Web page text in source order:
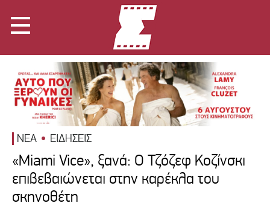
ΝΕΑ ΕΙΔΗΣΕΙΣ
«Miami Vice», ξανά: Ο Τζόζεφ Κοζίνσκι
επιβεβαιώνεται στην καρέκλα του
σκηνοθέτη